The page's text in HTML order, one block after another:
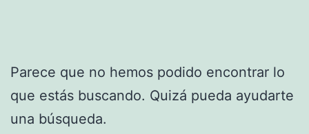
Parece que no hemos podido encontrar lo
que estás buscando. Quizá pueda ayudarte
una búsqueda.